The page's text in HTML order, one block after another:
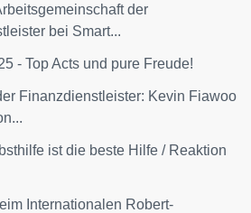
der
bei Smart...
- Top Acts und pure Freude!
Finanzdienstleister: Kevin Fiawoo
ist die beste Hilfe / Reaktion
Internationalen Robert-